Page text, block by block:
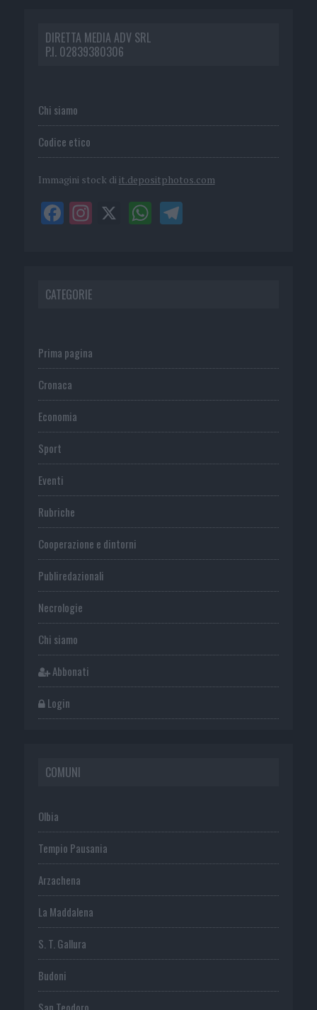
DIRETTA MEDIA ADV SRL
P.I. 02839380306
Chi siamo
Codice etico
Immagini stock di it.depositphotos.com
CATEGORIE
Prima pagina
Cronaca
Economia
Sport
Eventi
Rubriche
Cooperazione e dintorni
Publiredazionali
Necrologie
Chi siamo
Abbonati
Login
COMUNI
Olbia
Tempio Pausania
Arzachena
La Maddalena
S. T. Gallura
Budoni